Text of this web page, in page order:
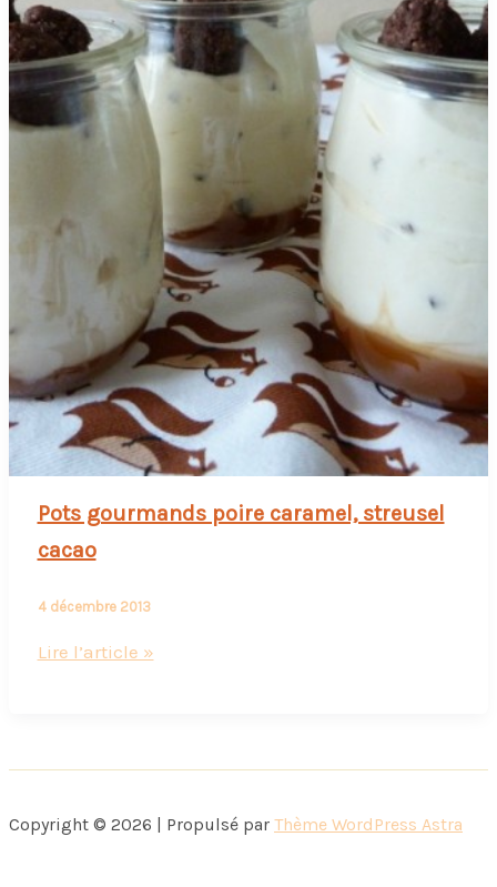
Pots gourmands poire caramel, streusel
cacao
4 décembre 2013
Pots
streusel
Lire l’article »
Copyright © 2026 | Propulsé par Thème WordPress Astra